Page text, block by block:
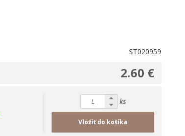
ST020959
2.60 €
ks
Vložiť do košíka